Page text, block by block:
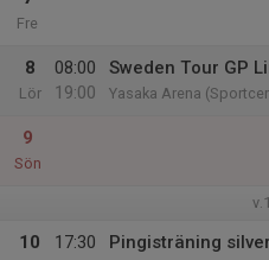
Fre
8
Lör
08:00
19:00
Sweden Tour GP
Yasaka Arena
9
Sön
10
17:30
Pingisträning silver